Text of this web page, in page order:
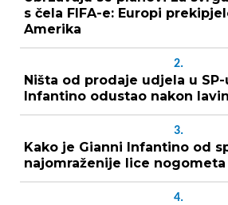
s čela FIFA-e: Europi
Amerika
2.
Ništa od prodaje udjela u SP-
Infantino odustao nakon
3.
Kako je Gianni Infantino od
najomraženije lice nogometa
4.